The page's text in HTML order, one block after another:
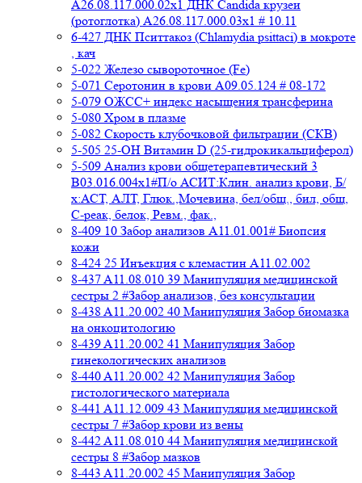
A26.08.117.000.02x1 ДНК Candida крузеи
(ротоглотка) A26.08.117.000.03x1 # 10.11
6-427 ДНК Пситтакоз (Chlamydia psittaci) в мокроте
, кач
5-022 Железо сывороточное (Fe)
5-071 Серотонин в крови A09.05.124 # 08-172
5-079 ОЖСС+ индекс насыщения трансферина
5-080 Хром в плазме
5-082 Скорость клубочковой фильтрации (СКВ)
5-505 25-ОН Витамин D (25-гидрокикальциферол)
5-509 Анализ крови общетерапевтический 3
B03.016.004x1#П/о АСИТ:Клин. анализ крови, Б/
х:АСТ, АЛТ, Глюк.,Мочевина, бел/общ., бил, общ,
C-реак, белок, Ревм., фак.,
8-409 10 Забор анализов A11.01.001# Биопсия
кожи
8-424 25 Инъекция с клемастин A11.02.002
8-437 A11.08.010 39 Манипуляция медицинской
сестры 2 #Забор анализов, без консультации
8-438 A11.20.002 40 Манипуляция Забор биомазка
на онкоцитологию
8-439 A11.20.002 41 Манипуляция Забор
гинекологических анализов
8-440 A11.20.002 42 Манипуляция Забор
гистологического материала
8-441 A11.12.009 43 Манипуляция медицинской
сестры 7 #Забор крови из вены
8-442 A11.08.010 44 Манипуляция медицинской
сестры 8 #Забор мазков
8-443 A11.20.002 45 Манипуляция Забор